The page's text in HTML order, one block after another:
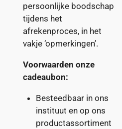
persoonlijke boodschap
tijdens het
afrekenproces, in het
vakje ‘opmerkingen’.
Voorwaarden onze
cadeaubon:
Besteedbaar in ons
instituut en op ons
productassortiment